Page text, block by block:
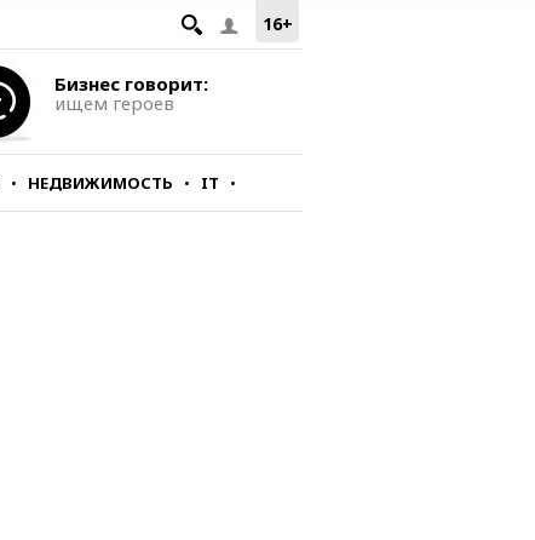
16+
Бизнес говорит:
ищем героев
НЕДВИЖИМОСТЬ IT